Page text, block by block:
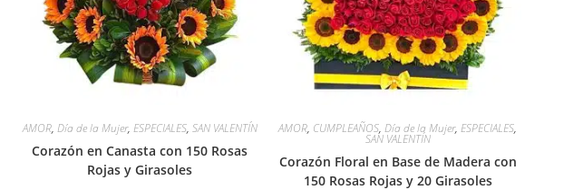
AMOR, Día de la Mujer, ESPECIALES, SAN VALENTÍN
Corazón en Canasta con 150 Rosas
Rojas y Girasoles
AMOR, CUMPLEAÑOS,Día de la Mujer,ESPECIALES,
SAN VALENTÍN
Corazón Floral en Base de Madera con
150 Rosas Rojas y 20 Girasoles